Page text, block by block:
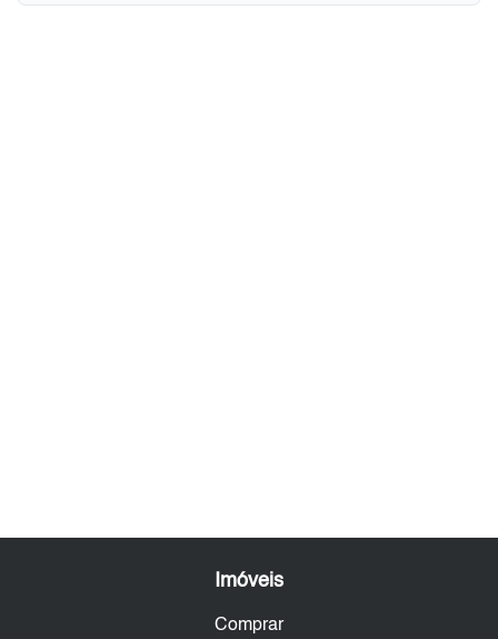
Imóveis
Comprar